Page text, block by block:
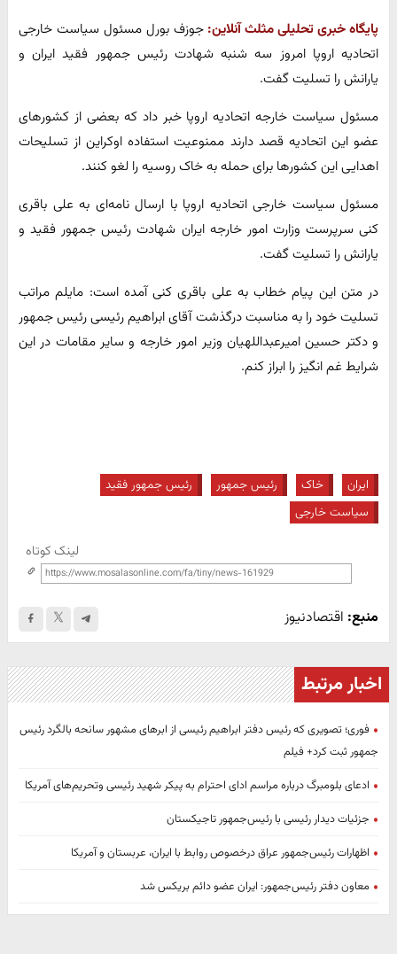
پایگاه خبری تحلیلی مثلث آنلاین: جوزف بورل مسئول سیاست خارجی
اتحادیه اروپا امروز سه شنبه شهادت رئیس جمهور فقید ایران و
یارانش را تسلیت گفت.
مسئول سیاست خارجه اتحادیه اروپا خبر داد که بعضی از کشورهای
عضو این اتحادیه قصد دارند ممنوعیت استفاده اوکراین از تسلیحات
اهدایی این کشورها برای حمله به خاک روسیه را لغو کنند.
مسئول سیاست خارجی اتحادیه اروپا با ارسال نامه‌ای به علی باقری
کنی سرپرست وزارت امور خارجه ایران شهادت رئیس جمهور فقید و
یارانش را تسلیت گفت.
در متن این پیام خطاب به علی باقری کنی آمده است: مایلم مراتب
تسلیت خود را به مناسبت درگذشت آقای ابراهیم رئیسی رئیس جمهور
و دکتر حسین امیرعبداللهیان وزیر امور خارجه و سایر مقامات در این
شرایط غم انگیز را ابراز کنم.
ایران خاک رئیس جمهور
رئیس جمهور فقید
سیاست خارجی
لینک کوتاه
منبع: اقتصادنیوز
اخبار مرتبط
فوری؛ تصویری که رئیس‌ دفتر ابراهیم رئیسی از ابرهای مشهور سانحه بالگرد رئیس
جمهور ثبت کرد+ فیلم
ادعای بلومبرگ درباره مراسم ادای احترام به پیکر شهید رئیسی وتحریم‌های آمریکا
جزئیات دیدار رئیسی با رئیس‌جمهور تاجیکستان
اظهارات رئیس‌جمهور عراق درخصوص روابط با ایران، عربستان و آمریکا
معاون دفتر رئیس‌جمهور: ایران عضو دائم بریکس شد